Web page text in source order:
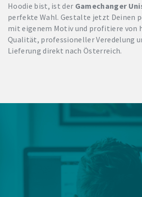
Hoodie bist, ist der Gamechanger
perfekte Wahl. Gestalte jetzt Deinen
mit eigenem Motiv und profitiere von
Qualität, professioneller Veredelung
Lieferung direkt nach Österreich.